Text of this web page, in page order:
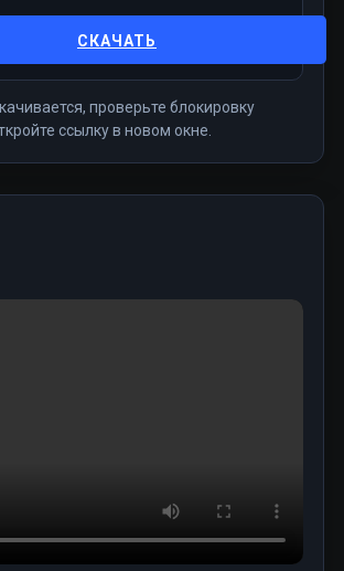
СКАЧАТЬ
проверьте блокировку
ссылку в новом окне.